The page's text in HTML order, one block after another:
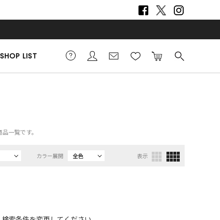
SHOP LIST
一覧です。
カラー展開 全色 表示